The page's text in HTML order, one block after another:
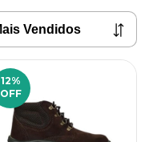
12%
OFF